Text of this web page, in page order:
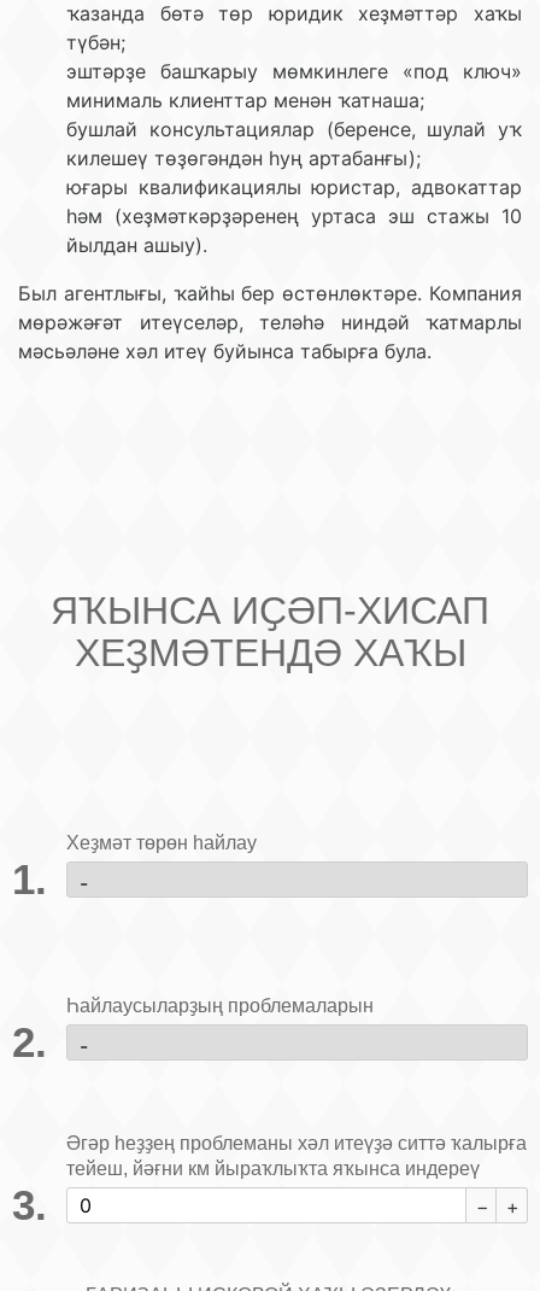
ҡазанда бөтә төр юридик хеҙмәттәр хаҡы
түбән;
эштәрҙе башҡарыу мөмкинлеге «под ключ»
минималь клиенттар менән ҡатнаша;
бушлай консультациялар (беренсе, шулай уҡ
килешеү төҙөгәндән һуң артабанғы);
юғары квалификациялы юристар, адвокаттар
һәм (хеҙмәткәрҙәренең уртаса эш стажы 10
йылдан ашыу).
Был агентлығы, ҡайһы бер өстөнлөктәре. Компания
мөрәжәғәт итеүселәр, теләһә ниндәй ҡатмарлы
мәсьәләне хәл итеү буйынса табырға була.
ЯҠЫНСА ИҪӘП-ХИСАП
ХЕҘМӘТЕНДӘ ХАҠЫ
Хеҙмәт төрөн һайлау
Һайлаусыларҙың проблемаларын
Әгәр һеҙҙең проблеманы хәл итеүҙә ситтә ҡалырға
тейеш, йәғни км йыраҡлыҡта яҡынса индереү